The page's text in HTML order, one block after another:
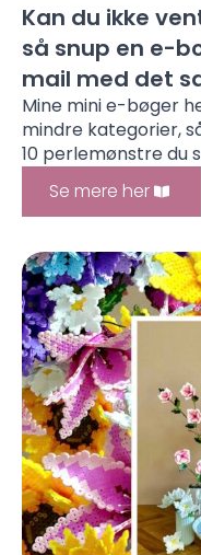
Kan du ikke
så snup en e-
mail med det
Mine mini e-bøger
mindre kategorier,
10 perlemønstre du
Se mere her